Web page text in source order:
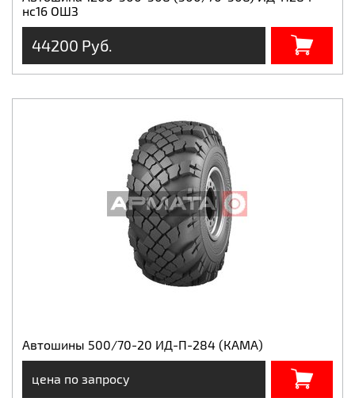
нс16 ОШЗ
44200 Руб.
Автошины 500/70-20 ИД-П-284 (КАМА)
цена по запросу